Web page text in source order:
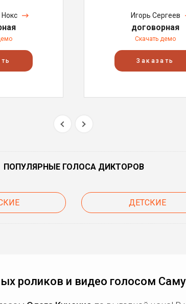
Игорь Сергеев
договорная
Скачать демо
Заказать
ПОПУЛЯРНЫЕ ГОЛОСА ДИКТОРОВ
ДЕТСКИЕ
роликов и видео голосом